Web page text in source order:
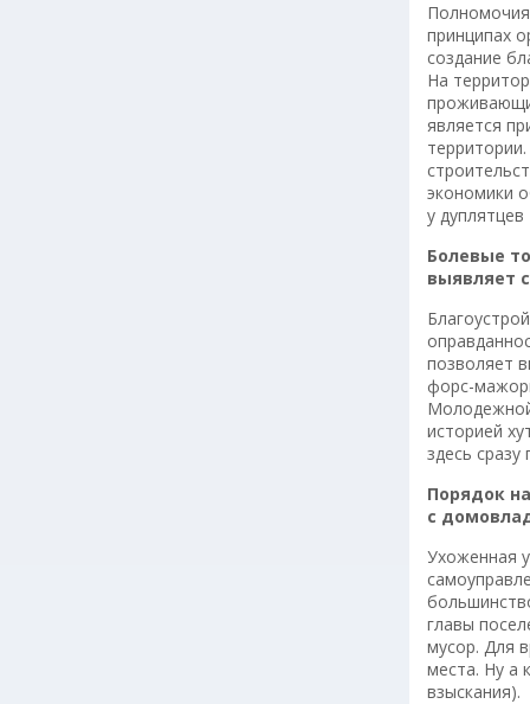
принципах
создание
На
является
экономики
у
Болевые
выявляет
позволяет
форс-
историей
здесь сразу
Порядок
с
Ухоженная
главы
мусор. Для
места. Ну а
взыскания).